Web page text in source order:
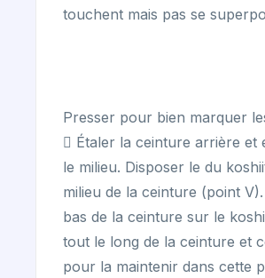
touchent mais pas se
Presser pour bien marquer
 Étaler la ceinture arrière et
le milieu. Disposer le du
milieu de la ceinture (point
bas de la ceinture sur le
tout le long de la ceinture et
pour la maintenir dans cette